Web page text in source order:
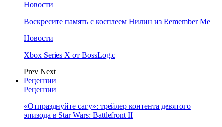
Новости
Воскресите память с косплеем Нилин из Remember Me
Новости
Xbox Series X от BossLogic
Prev Next
Рецензии
Рецензии
«Отпразднуйте сагу»: трейлер контента девятого
эпизода в Star Wars: Battlefront II